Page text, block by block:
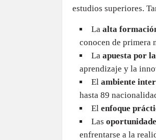
estudios superiores.
La alta
conocen de primera
Laapuesta por
aprendizaje y la
El ambiente
hasta 89
El enfoque
Las
enfrentarse a la